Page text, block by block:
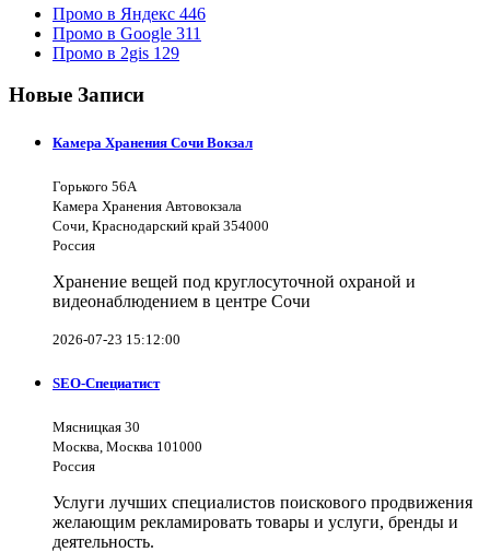
Промо в Яндекс 446
Промо в Google 311
Промо в 2gis 129
Новые Записи
Камера Хранения Сочи Вокзал
Горького 56А
Камера Хранения Автовокзала
Сочи, Краснодарский край 354000
Россия
Хранение вещей под круглосуточной охраной и
видеонаблюдением в центре Сочи
2026-07-23 15:12:00
SEO-Специатист
Мясницкая 30
Москва, Москва 101000
Россия
Услуги лучших специалистов поискового продвижения
желающим рекламировать товары и услуги, бренды и
деятельность.